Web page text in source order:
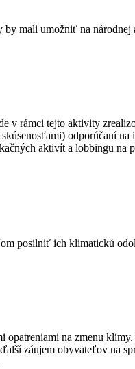
mali umožniť na
v rámci tejto aktivity
odporúčaní
aktivít a lobbingu na
posilniť ich klimatickú
na zmenu
záujem obyvateľov na